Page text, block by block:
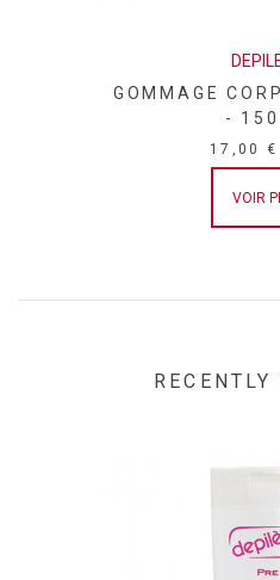
GOMMAGE
-
17,00 €
VOIR
RECENTLY